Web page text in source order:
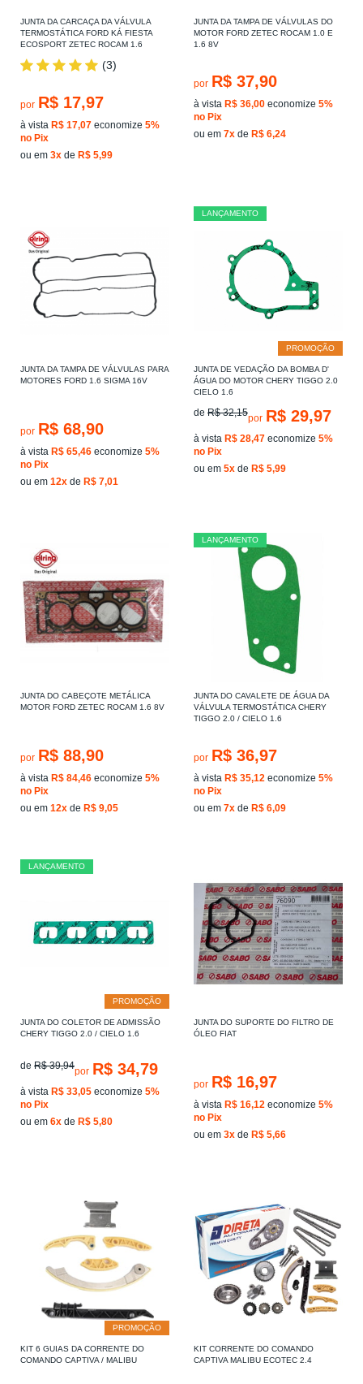
JUNTA DA CARCAÇA DA VÁLVULA
TERMOSTÁTICA FORD KÁ FIESTA
ECOSPORT ZETEC ROCAM 1.6
(3)
por R$ 17,97
à vista R$ 17,07 economize 5%
no Pix
ou em 3x de R$ 5,99
JUNTA DA TAMPA DE VÁLVULAS DO
MOTOR FORD ZETEC ROCAM 1.0 E
1.6 8V
por R$ 37,90
à vista R$ 36,00 economize 5%
no Pix
ou em 7x de R$ 6,24
JUNTA DA TAMPA DE VÁLVULAS PARA
MOTORES FORD 1.6 SIGMA 16V
por R$ 68,90
à vista R$ 65,46 economize 5%
no Pix
ou em 12x de R$ 7,01
PROMOÇÃO
LANÇAMENTO
JUNTA DE VEDAÇÃO DA BOMBA D'
ÁGUA DO MOTOR CHERY TIGGO 2.0
CIELO 1.6
de R$ 32,15por R$ 29,97
à vista R$ 28,47 economize 5%
no Pix
ou em 5x de R$ 5,99
JUNTA DO CABEÇOTE METÁLICA
MOTOR FORD ZETEC ROCAM 1.6 8V
por R$ 88,90
à vista R$ 84,46 economize 5%
no Pix
ou em 12x de R$ 9,05
LANÇAMENTO
JUNTA DO CAVALETE DE ÁGUA DA
VÁLVULA TERMOSTÁTICA CHERY
TIGGO 2.0 / CIELO 1.6
por R$ 36,97
à vista R$ 35,12 economize 5%
no Pix
ou em 7x de R$ 6,09
PROMOÇÃO
LANÇAMENTO
JUNTA DO COLETOR DE ADMISSÃO
CHERY TIGGO 2.0 / CIELO 1.6
de R$ 39,94por R$ 34,79
à vista R$ 33,05 economize 5%
no Pix
ou em 6x de R$ 5,80
JUNTA DO SUPORTE DO FILTRO DE
ÓLEO FIAT
por R$ 16,97
à vista R$ 16,12 economize 5%
no Pix
ou em 3x de R$ 5,66
PROMOÇÃO
KIT 6 GUIAS DA CORRENTE DO
COMANDO CAPTIVA / MALIBU
KIT CORRENTE DO COMANDO
CAPTIVA MALIBU ECOTEC 2.4